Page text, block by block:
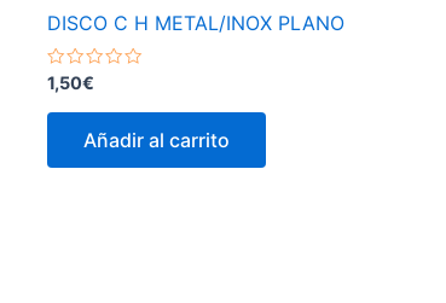
DISCO C H METAL/INOX PLANO
Valorado
con
0
1,50€
Añadir al carrito